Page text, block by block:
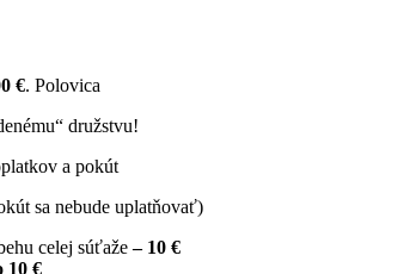
€. Polovica
družstvu!
a pokút
sa nebude uplatňovať)
celej súťaže– 10 €
10 €